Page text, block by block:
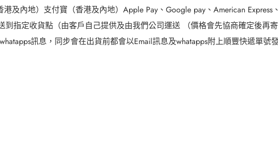
港及內地）支付寶（香港及內地） Apple Pay、 Google pay、 American Express
指定收貨點（由客戶自己提供及由我們公司運送
（價格會先協商確定後再
訊息，同步會在出貨前都會以Email訊息及whatapps附上順豐快遞單號